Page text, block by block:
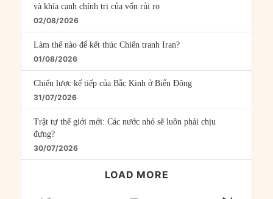
và khía cạnh chính trị của vốn rủi ro
02/08/2026
Làm thế nào để kết thúc Chiến tranh Iran?
01/08/2026
Chiến lược kế tiếp của Bắc Kinh ở Biển Đông
31/07/2026
Trật tự thế giới mới: Các nước nhỏ sẽ luôn phải chịu
đựng?
30/07/2026
LOAD MORE